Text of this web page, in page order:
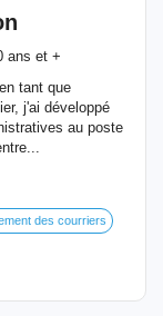
ans et +
tant que
j'ai développé
au poste
des courriers